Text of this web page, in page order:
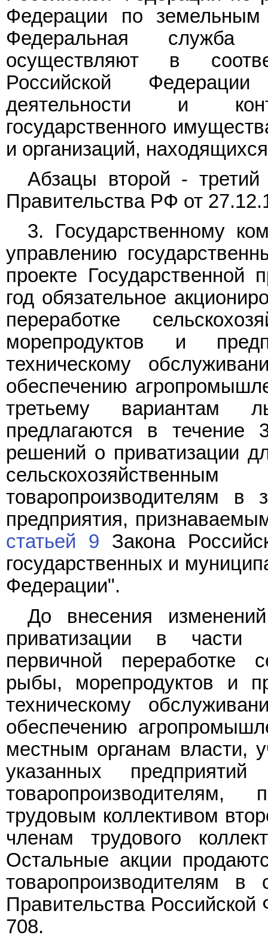
Федерации по земельным
Федеральная служба
осуществляют в
Российской
деятельности и
государственного
и организаций,
Абзацы второй -
Правительства РФ от
3. Государственному
управлению
проекте Государственной
год обязательное
переработке
морепродуктов и
техническому
обеспечению
третьему вариантам
предлагаются в
решений о приватизации
товаропроизводителям в
предприятия,
статьей 9 Закона
государственных и
Федерации".
До внесения
приватизации в части
первичной переработке
рыбы, морепродуктов и
техническому
обеспечению
местным органам власти,
указанных
трудовым коллективом
членам трудового
Остальные акции
товаропроизводителям в
Правительства Российской
708.